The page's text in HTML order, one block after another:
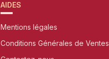
AIDES
Mentions légales
Conditions Générales de Ventes